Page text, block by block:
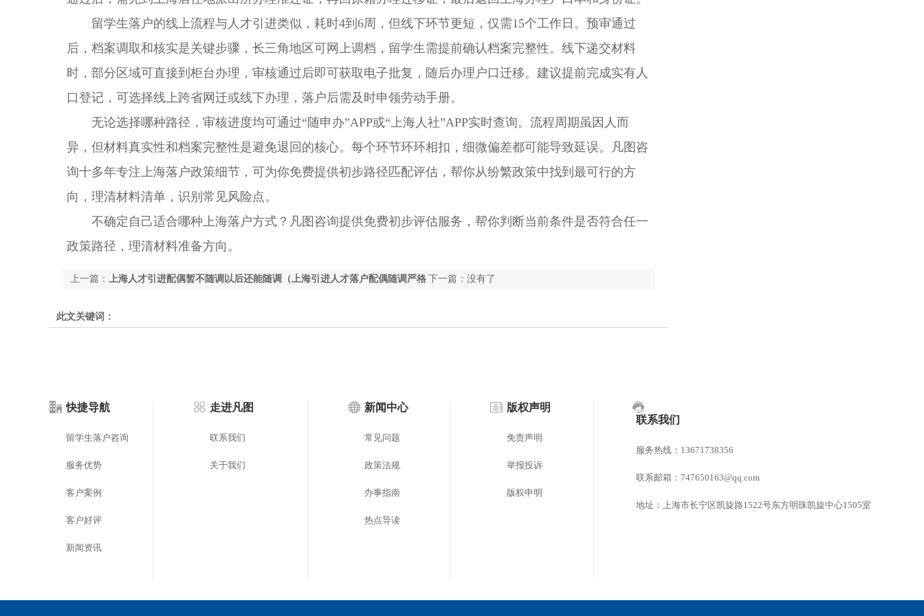
留学生落户的线上流程与人才引进类似，耗时4到6周，但线下环节更短，仅需15个工作日。预审通过
后，档案调取和核实是关键步骤，长三角地区可网上调档，留学生需提前确认档案完整性。线下递交材料
时，部分区域可直接到柜台办理，审核通过后即可获取电子批复，随后办理户口迁移。建议提前完成实有人
口登记，可选择线上跨省网迁或线下办理，落户后需及时申领劳动手册。
无论选择哪种路径，审核进度均可通过“随申办”APP或“上海人社”APP实时查询。流程周期虽因人而
异，但材料真实性和档案完整性是避免退回的核心。每个环节环环相扣，细微偏差都可能导致延误。凡图咨
询十多年专注上海落户政策细节，可为你免费提供初步路径匹配评估，帮你从纷繁政策中找到最可行的方
向，理清材料清单，识别常见风险点。
不确定自己适合哪种上海落户方式？凡图咨询提供免费初步评估服务，帮你判断当前条件是否符合任一
政策路径，理清材料准备方向。
下一篇：没有了
上一篇： 上海人才引进配偶暂不随调以后还能随调（上海引进人才落户配偶随调严格
此文关键词：
快捷导航
留学生落户咨询
服务优势
客户案例
客户好评
新闻资讯
走进凡图
联系我们
关于我们
新闻中心
常见问题
政策法规
办事指南
热点导读
版权声明
免责声明
举报投诉
版权申明
联系我们
服务热线：13671738356
联系邮箱：747650163@qq.com
地址：上海市长宁区凯旋路1522号东方明珠凯旋中心1505室